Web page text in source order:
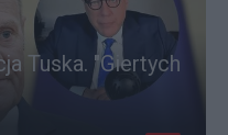
Tuska. "Giertych